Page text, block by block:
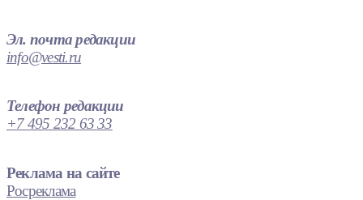
Эл. почта редакции
info@vesti.ru
Телефон редакции
+7 495 232 63 33
Реклама на сайте
Росреклама